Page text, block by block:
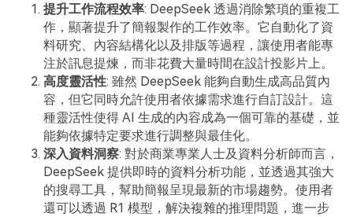
提升工作流程效率: DeepSeek 透過消除繁瑣的重複工
作，顯著提升了簡報製作的工作效率。它自動化了資
料研究、內容結構化以及排版等過程，讓使用者能專
注於訊息提煉，而非花費大量時間在設計投影片上。
高度靈活性: 雖然 DeepSeek 能夠自動生成高品質內
容，但它同時允許使用者依據需求進行自訂設計。這
種靈活性使得 AI 生成的內容成為一個可靠的基礎，並
能夠依據特定要求進行調整與最佳化。
深入資料洞察: 對於商業專業人士及資料分析師而言，
DeepSeek 提供即時的資料分析功能，並透過其強大
的搜尋工具，幫助簡報呈現最新的市場趨勢。使用者
還可以透過 R1 模型，解決複雜的推理問題，進一步